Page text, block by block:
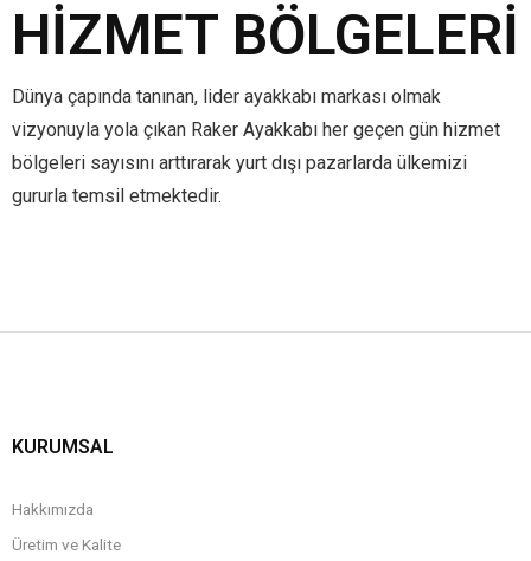
HIZMET BÖLGELERI
Dünya çapında tanınan, lider ayakkabı markası olmak
vizyonuyla yola çıkan Raker Ayakkabı her geçen gün hizmet
bölgeleri sayısını arttırarak yurt dışı pazarlarda ülkemizi
gururla temsil etmektedir.
KURUMSAL
Hakkımızda
Üretim ve Kalite